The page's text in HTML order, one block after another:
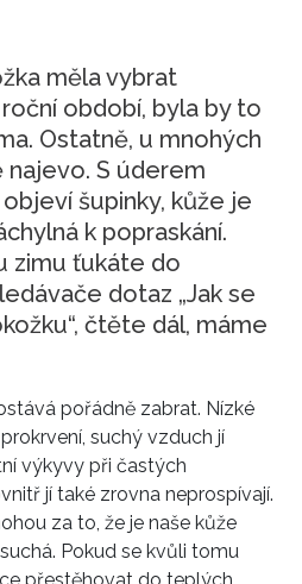
měla vybrat
období, byla by to
Ostatně, u mnohých
najevo. S úderem
šupinky, kůže je
k popraskání.
zimu ťukáte do
dotaz „Jak se
čtěte dál, máme
pořádně zabrat. Nízké
suchý vzduch jí
výkyvy při častých
jí také zrovna neprospívají.
za to, že je naše kůže
Pokud se kvůli tomu